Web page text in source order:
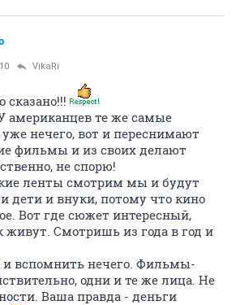
VikaRi
сказано!!!
американцев те же самые
нечего, вот и переснимают
фильмы и из своих делают
не спорю!
ленты смотрим мы и будут
дети и внуки, потому что кино
Вот где сюжет интересный,
живут. Смотришь из года в год и
вспомнить нечего. Фильмы-
одни и те же лица. Не
Ваша правда - деньги